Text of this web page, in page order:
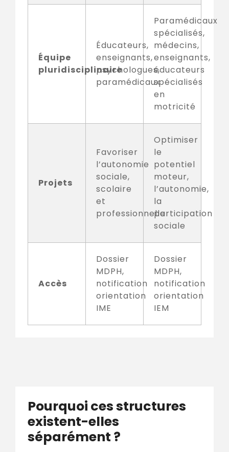
Équipe
pluridisciplinaire
Éducateurs,
enseignants,
psychologues,
paramédicaux
Paramédicaux
spécialisés,
médecins,
enseignants,
éducateurs
spécialisés
en
motricité
Projets
Favoriser
l’autonomie
sociale,
scolaire
et
professionnelle
Optimiser
le
potentiel
moteur,
l’autonomie,
la
participation
sociale
Accès
Dossier
MDPH,
notification
orientation
IME
Dossier
MDPH,
notification
orientation
IEM
Pourquoi ces structures
existent-elles
séparément ?